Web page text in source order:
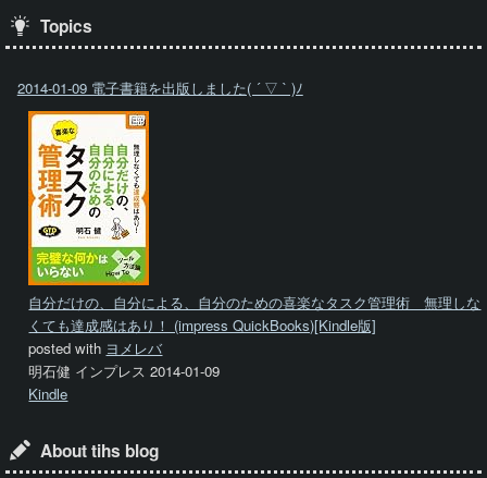
Topics
2014-01-09 電子書籍を出版しました( ´ ▽ ` )ﾉ
自分だけの、自分による、自分のための喜楽なタスク管理術 無理しな
くても達成感はあり！ (impress QuickBooks)[Kindle版]
posted with ヨメレバ
明石健 インプレス 2014-01-09
Kindle
About tihs blog